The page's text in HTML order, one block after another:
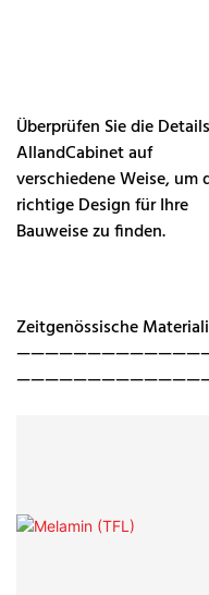
Überprüfen Sie die
AllandCabinet auf
verschiedene Weise, um
richtige Design für Ihre
Bauweise zu finden.
Zeitgenössische